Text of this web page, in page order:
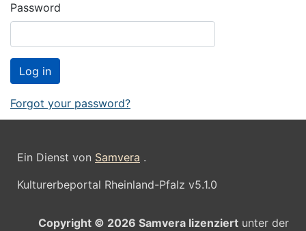
Password
Forgot your password?
Ein Dienst von Samvera .
Kulturerbeportal Rheinland-Pfalz v5.1.0
Copyright © 2026 Samvera lizenziert unter der